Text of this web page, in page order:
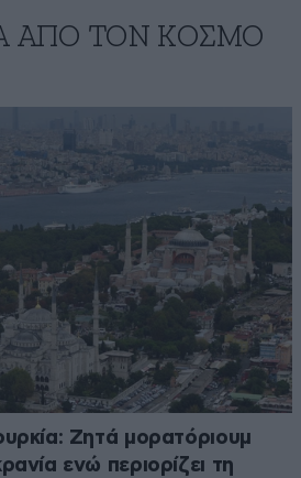
ΑΠΟ ΤΟΝ ΚΟΣΜΟ
Ζητά μορατόριουμ
ενώ περιορίζει τη